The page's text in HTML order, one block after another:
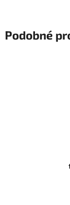
Podobné